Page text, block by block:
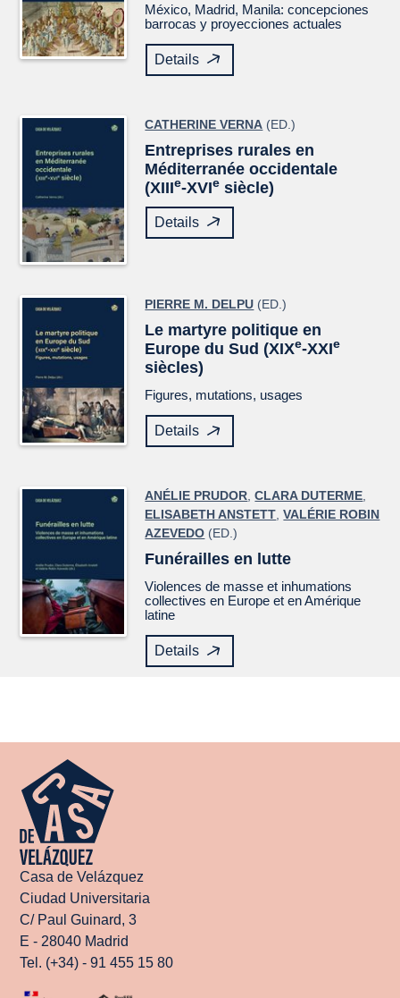
México, Madrid, Manila: concepciones
barrocas y proyecciones actuales
Details
CATHERINE VERNA (ED.)
Entreprises rurales en
Méditerranée occidentale
(XIIIe-XVIe siècle)
Details
PIERRE M. DELPU (ED.)
Le martyre politique en
Europe du Sud (XIXe-XXIe
siècles)
Figures, mutations, usages
Details
ANÉLIE PRUDOR ,CLARA DUTERME
ELISABETH ANSTETT ,VALÉRIE ROBIN
AZEVEDO (ED.)
Funérailles en lutte
Violences de masse et inhumations
collectives en Europe et en Amérique
latine
Details
Casa de Velázquez
Ciudad Universitaria
C/ Paul Guinard, 3
E - 28040 Madrid
Tel. (+34) - 91 455 15 80